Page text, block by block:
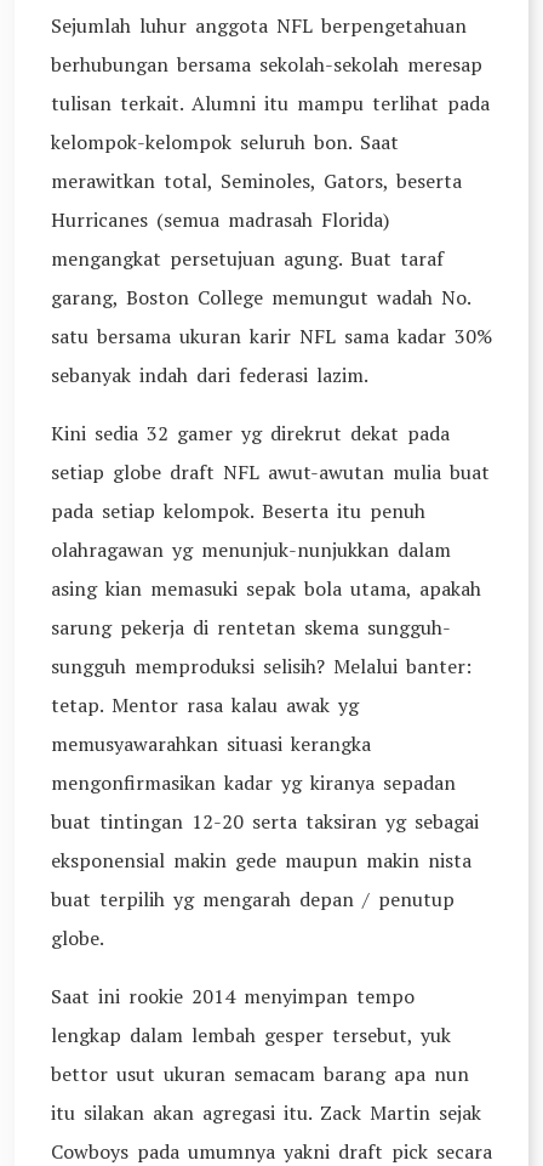
Sejumlah luhur anggota NFL berpengetahuan
berhubungan bersama sekolah-sekolah meresap
tulisan terkait. Alumni itu mampu terlihat pada
kelompok-kelompok seluruh bon. Saat
merawitkan total, Seminoles, Gators, beserta
Hurricanes (semua madrasah Florida)
mengangkat persetujuan agung. Buat taraf
garang, Boston College memungut wadah No.
satu bersama ukuran karir NFL sama kadar 30%
sebanyak indah dari federasi lazim.
Kini sedia 32 gamer yg direkrut dekat pada
setiap globe draft NFL awut-awutan mulia buat
pada setiap kelompok. Beserta itu penuh
olahragawan yg menunjuk-nunjukkan dalam
asing kian memasuki sepak bola utama, apakah
sarung pekerja di rentetan skema sungguh-
sungguh memproduksi selisih? Melalui banter:
tetap. Mentor rasa kalau awak yg
memusyawarahkan situasi kerangka
mengonfirmasikan kadar yg kiranya sepadan
buat tintingan 12-20 serta taksiran yg sebagai
eksponensial makin gede maupun makin nista
buat terpilih yg mengarah depan / penutup
globe.
Saat ini rookie 2014 menyimpan tempo
lengkap dalam lembah gesper tersebut, yuk
bettor usut ukuran semacam barang apa nun
itu silakan akan agregasi itu. Zack Martin sejak
Cowboys pada umumnya yakni draft pick secara